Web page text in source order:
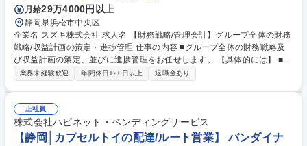
月給29万4000円以上
静岡県浜松市中央区
企業名 スズキ株式会社 求人名 【財務戦略/管理会計】グループ全体の財務
戦略/収益計画の策定・進捗管理 仕事の内容 ■グループ全体の財務戦略及
び収益計画の策定、並びに進捗管理をお任せします。 【具体的には】 ■短
期および中長期の財務戦略（収益戦略・資本戦略等）の策定／提案 ■単年
発／構築 募集職種 【財務戦略/管理会計】グループ全体の財務戦略/収益計
画の策定・進捗管理
業界未経験歓迎 年間休日120日以上 退職金あり
正社員
株式会社ハピネット・ベンディングサービス
【静岡│カプセルトイの配達/ルート営業】 バンダイナ